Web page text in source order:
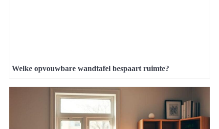
Welke opvouwbare wandtafel bespaart ruimte?